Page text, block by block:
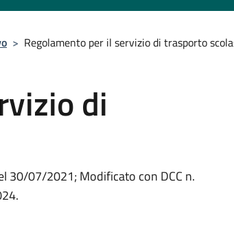
> Regolamento per il servizio di trasporto
di
30/07/2021; Modificato con DCC n.